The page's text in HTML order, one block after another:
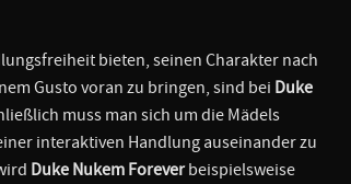
bieten, seinen Charakter nach
Gusto voran zu bringen, sind bei Duke
muss man sich um die Mädels
interaktiven Handlung auseinander zu
Duke Nukem Foreverbeispielsweise